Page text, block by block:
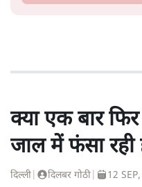
क्या एक बार
जाल में फंसा
दिल्ली दिलबर गोठी 12